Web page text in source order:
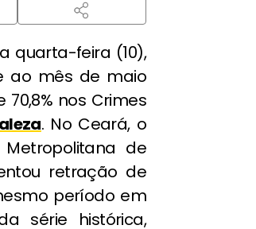
quarta-feira (10),
ao mês de maio
nos Crimes
. No Ceará, o
Metropolitana de
retração de
período em
série histórica,